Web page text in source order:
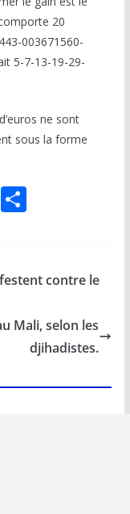
20
003671560-
5-7-13-19-29-
ne sont
sous la forme
P
g contre le
Mali, selon les
djihadistes.